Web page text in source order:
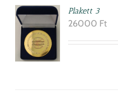
Plakett 3
26000 Ft